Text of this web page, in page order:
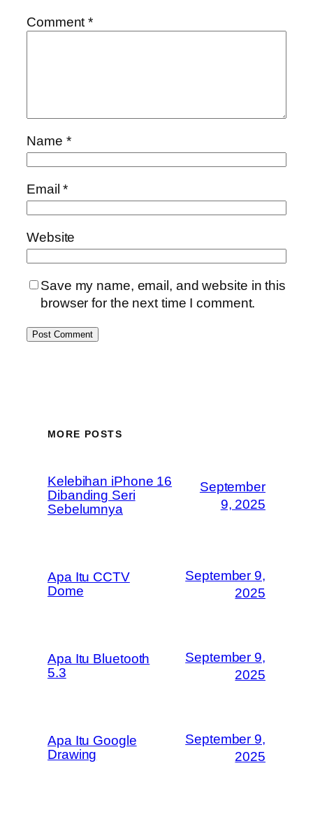
Comment*
Name *
Email*
Website
Save my name, email, and website in this
browser for the next time I comment.
MORE POSTS
Kelebihan iPhone 16
Dibanding Seri
Sebelumnya
September
9, 2025
Apa Itu CCTV
Dome
September 9,
2025
Apa Itu Bluetooth
5.3
September 9,
2025
Apa Itu Google
Drawing
September 9,
2025